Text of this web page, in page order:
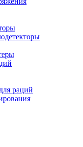
раций